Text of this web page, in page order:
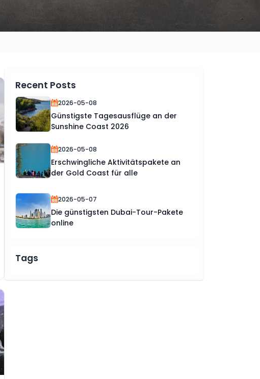
Recent Posts
2026-05-08
Günstigste Tagesausflüge an der
Sunshine Coast 2026
2026-05-08
Erschwingliche Aktivitätspakete an
der Gold Coast für alle
2026-05-07
Die günstigsten Dubai-Tour-Pakete
online
Tags